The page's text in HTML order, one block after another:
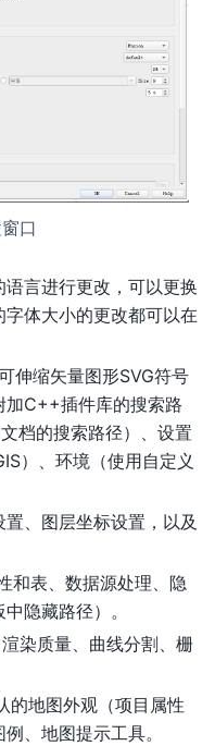
口
言进行更改，可以更换
体大小的更改都可以在
伸缩矢量图形SVG符号
加C++插件库的搜索路
档的搜索路径）、设置
）、环境（使用自定义
、图层坐标设置，以及
和表、数据源处理、隐
隐藏路径）。
染质量、曲线分割、栅
的地图外观（项目属性
、地图提示工具。